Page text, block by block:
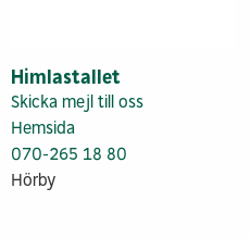
Himlastallet
Skicka mejl till oss
Hemsida
070-265 18 80
Hörby